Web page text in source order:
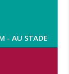
- AU STADE